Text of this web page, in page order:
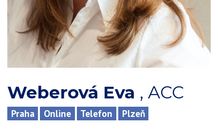
Weberová Eva , ACC
Praha Online Telefon Plzeň